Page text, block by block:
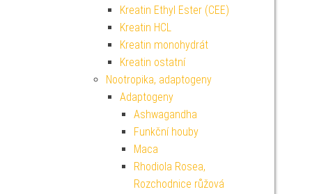
Kreatin Ethyl Ester (CEE)
Kreatin HCL
Kreatin monohydrát
Kreatin ostatní
Nootropika, adaptogeny
Adaptogeny
Ashwagandha
Funkční houby
Maca
Rhodiola Rosea,
Rozchodnice růžová